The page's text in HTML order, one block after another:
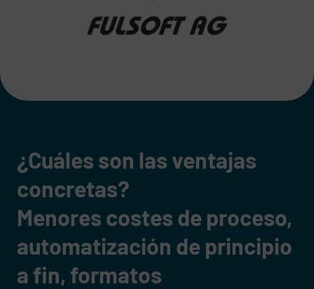
¿Cuáles son las ventajas
concretas?
Menores costes de proceso,
automatización de principio
a fin, formatos